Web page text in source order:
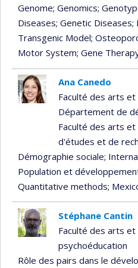
Genome; Genomics;
Diseases; Genetic Diseases;
Transgenic Model;
Motor System; Gene
Ana Canedo
Faculté des arts
Département de
Faculté des arts
d'études et de
Démographie sociale;
Population et
Quantitative methods;
Stéphane Cantin
Faculté des arts
psychoéducation
Rôle des pairs dans le